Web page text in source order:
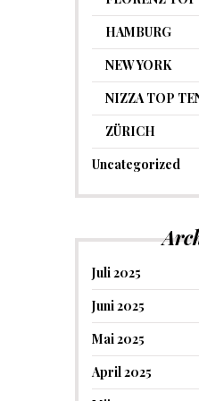
HAMBURG
NEW YORK
NIZZA TOP
ZÜRICH
Uncategorized
Juli 2025
Juni 2025
Mai 2025
April 2025